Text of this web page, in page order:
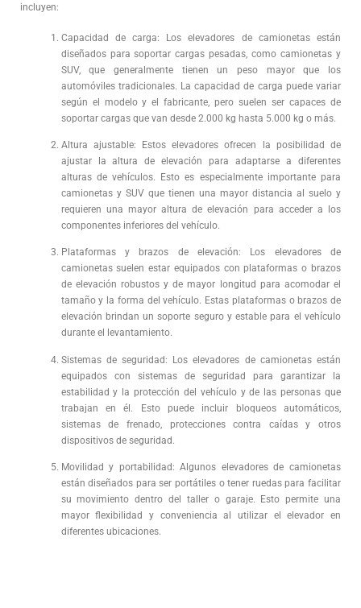
incluyen:
Capacidad de carga: Los elevadores de camionetas están
diseñados para soportar cargas pesadas, como camionetas y
SUV, que generalmente tienen un peso mayor que los
automóviles tradicionales. La capacidad de carga puede variar
según el modelo y el fabricante, pero suelen ser capaces de
soportar cargas que van desde 2.000 kg hasta 5.000 kg o más.
Altura ajustable: Estos elevadores ofrecen la posibilidad de
ajustar la altura de elevación para adaptarse a diferentes
alturas de vehículos. Esto es especialmente importante para
camionetas y SUV que tienen una mayor distancia al suelo y
requieren una mayor altura de elevación para acceder a los
componentes inferiores del vehículo.
Plataformas y brazos de elevación: Los elevadores de
camionetas suelen estar equipados con plataformas o brazos
de elevación robustos y de mayor longitud para acomodar el
tamaño y la forma del vehículo. Estas plataformas o brazos de
elevación brindan un soporte seguro y estable para el vehículo
durante el levantamiento.
Sistemas de seguridad: Los elevadores de camionetas están
equipados con sistemas de seguridad para garantizar la
estabilidad y la protección del vehículo y de las personas que
trabajan en él. Esto puede incluir bloqueos automáticos,
sistemas de frenado, protecciones contra caídas y otros
dispositivos de seguridad.
Movilidad y portabilidad: Algunos elevadores de camionetas
están diseñados para ser portátiles o tener ruedas para facilitar
su movimiento dentro del taller o garaje. Esto permite una
mayor flexibilidad y conveniencia al utilizar el elevador en
diferentes ubicaciones.